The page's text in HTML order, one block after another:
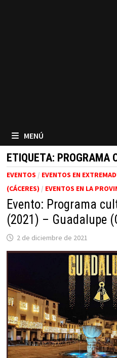
MENÚ
ETIQUETA: PROGRAMA
EVENTOS / EVENTOS EN
(CÁCERES) / EVENTOS EN LA
Evento: Programa
(2021) – Guadalupe
2 de diciembre de 2021